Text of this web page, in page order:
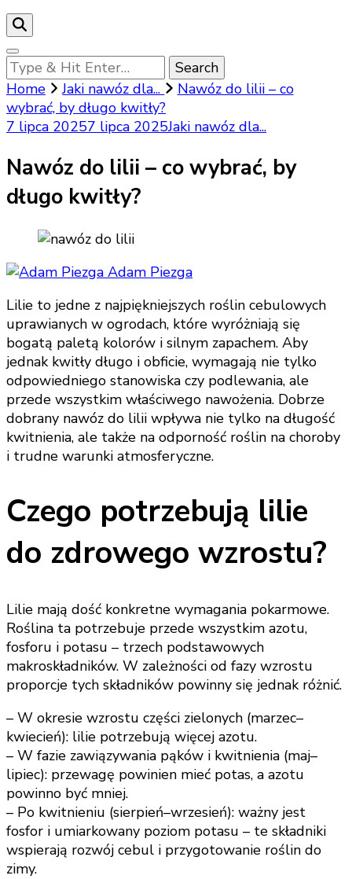
Looking
for
Something?
Home Jaki nawóz dla...
Nawóz do lilii – co
wybrać, by długo kwitły?
7 lipca 20257 lipca 2025Jaki nawóz dla...
Nawóz do lilii – co wybrać, by
długo kwitły?
Adam Piezga
Lilie to jedne z najpiękniejszych roślin cebulowych
uprawianych w ogrodach, które wyróżniają się
bogatą paletą kolorów i silnym zapachem. Aby
jednak kwitły długo i obficie, wymagają nie tylko
odpowiedniego stanowiska czy podlewania, ale
przede wszystkim właściwego nawożenia. Dobrze
dobrany nawóz do lilii wpływa nie tylko na długość
kwitnienia, ale także na odporność roślin na choroby
i trudne warunki atmosferyczne.
Czego potrzebują lilie
do zdrowego wzrostu?
Lilie mają dość konkretne wymagania pokarmowe.
Roślina ta potrzebuje przede wszystkim azotu,
fosforu i potasu – trzech podstawowych
makroskładników. W zależności od fazy wzrostu
proporcje tych składników powinny się jednak różnić.
– W okresie wzrostu części zielonych (marzec–
kwiecień): lilie potrzebują więcej azotu.
– W fazie zawiązywania pąków i kwitnienia (maj–
lipiec): przewagę powinien mieć potas, a azotu
powinno być mniej.
– Po kwitnieniu (sierpień–wrzesień): ważny jest
fosfor i umiarkowany poziom potasu – te składniki
wspierają rozwój cebul i przygotowanie roślin do
zimy.